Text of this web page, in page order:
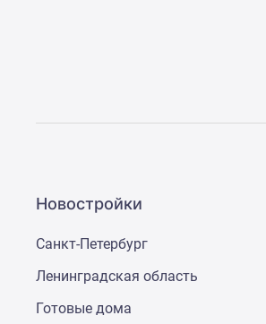
Новостройки
Санкт-Петербург
Ленинградская область
Готовые дома